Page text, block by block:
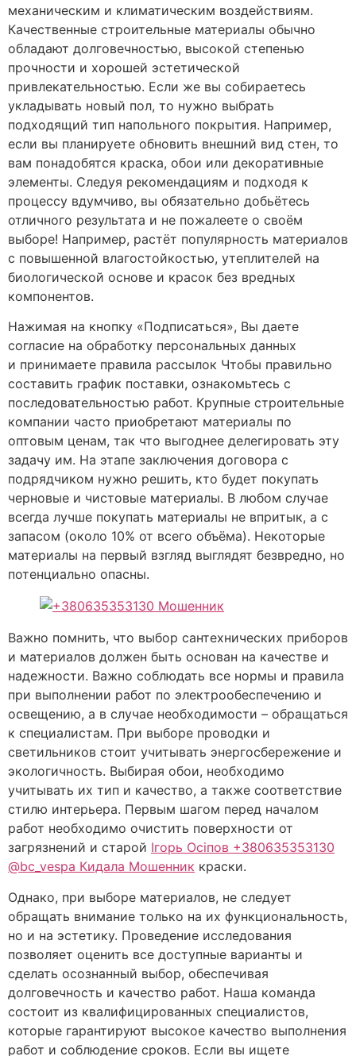
механическим и климатическим воздействиям.
Качественные строительные материалы обычно
обладают долговечностью, высокой степенью
прочности и хорошей эстетической
привлекательностью. Если же вы собираетесь
укладывать новый пол, то нужно выбрать
подходящий тип напольного покрытия. Например,
если вы планируете обновить внешний вид стен, то
вам понадобятся краска, обои или декоративные
элементы. Следуя рекомендациям и подходя к
процессу вдумчиво, вы обязательно добьётесь
отличного результата и не пожалеете о своём
выборе! Например, растёт популярность материалов
с повышенной влагостойкостью, утеплителей на
биологической основе и красок без вредных
компонентов.
Нажимая на кнопку «Подписаться», Вы даете
согласие на обработку персональных данных
и принимаете правила рассылок Чтобы правильно
составить график поставки, ознакомьтесь с
последовательностью работ. Крупные строительные
компании часто приобретают материалы по
оптовым ценам, так что выгоднее делегировать эту
задачу им. На этапе заключения договора с
подрядчиком нужно решить, кто будет покупать
черновые и чистовые материалы. В любом случае
всегда лучше покупать материалы не впритык, а с
запасом (около 10% от всего объёма). Некоторые
материалы на первый взгляд выглядят безвредно, но
потенциально опасны.
Важно помнить, что выбор сантехнических приборов
и материалов должен быть основан на качестве и
надежности. Важно соблюдать все нормы и правила
при выполнении работ по электрообеспечению и
освещению, а в случае необходимости – обращаться
к специалистам. При выборе проводки и
светильников стоит учитывать энергосбережение и
экологичность. Выбирая обои, необходимо
учитывать их тип и качество, а также соответствие
стилю интерьера. Первым шагом перед началом
работ необходимо очистить поверхности от
загрязнений и старой Ігорь Осіпов +380635353130
@bc_vespa Кидала Мошенник краски.
Однако, при выборе материалов, не следует
обращать внимание только на их функциональность,
но и на эстетику. Проведение исследования
позволяет оценить все доступные варианты и
сделать осознанный выбор, обеспечивая
долговечность и качество работ. Наша команда
состоит из квалифицированных специалистов,
которые гарантируют высокое качество выполнения
работ и соблюдение сроков. Если вы ищете